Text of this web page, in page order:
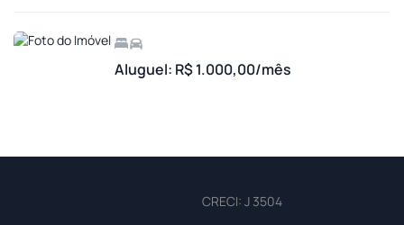
Aluguel: R$ 1.000,00/mês
CRECI: J 3504